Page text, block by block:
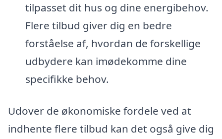
tilpasset dit hus og dine energibehov.
Flere tilbud giver dig en bedre
forståelse af, hvordan de forskellige
udbydere kan imødekomme dine
specifikke behov.
Udover de økonomiske fordele ved at
indhente flere tilbud kan det også give dig